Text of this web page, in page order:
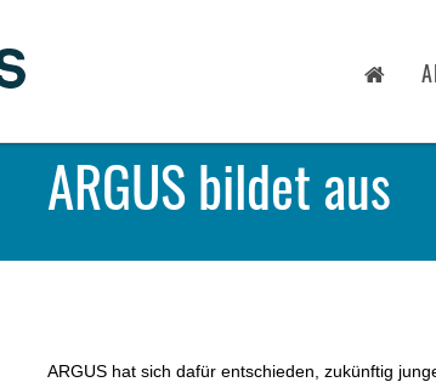
ARGUS bildet aus
ARGUS hat sich dafür entschieden, zukünftig